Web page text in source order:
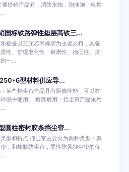
要经销产品有：消防水炮，泡沫炮，电控
国标铁路弹性垫层高铁三...
板是以三元乙丙橡胶为主要原料，具备
性、舒缓老化性、耐磨性、稳固性、抗
一...
型材料供应导...
某些挡尘帘产品具有阻燃性能，可以在
境中使用。 耐磨耐用：挡尘帘产品采用
圆柱密封胶条挡尘帘...
型和特点 抑尘帘主要分为两种类型：聚
，和橡胶防尘帘，柔性防风抑尘帘的优